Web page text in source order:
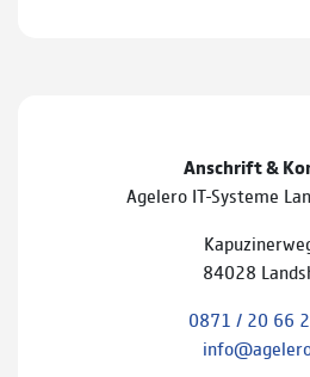
Anschrift &
Agelero IT-Systeme
84028
0871 / 20 66